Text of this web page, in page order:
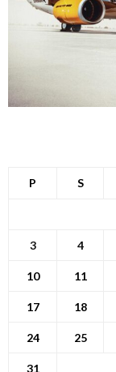
P S
3 4
10 11
17 18
24 25
31